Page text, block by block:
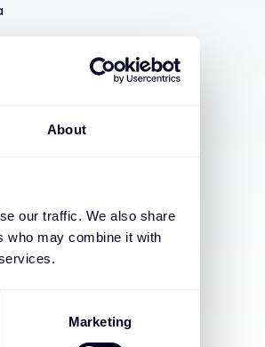
About
our traffic. We also share
who may combine it with
Marketing